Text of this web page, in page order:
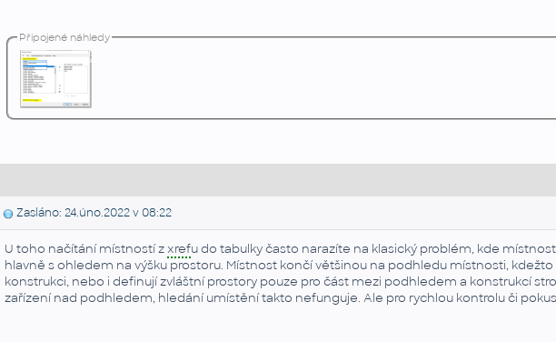
Připojené náhledy
Zasláno: 24.úno.2022 v 08:22
U toho načítání místností zxrefu do tabulky často narazíte na klasický problém, kde
hlavně s ohledem na výšku prostoru. Místnost končí většinou na podhledu místnosti,
konstrukci, nebo i definují zvláštní prostory pouze pro část mezi podhledem a konstrukcí
zařízení nad podhledem, hledání umístění takto nefunguje. Ale pro rychlou kontrolu či